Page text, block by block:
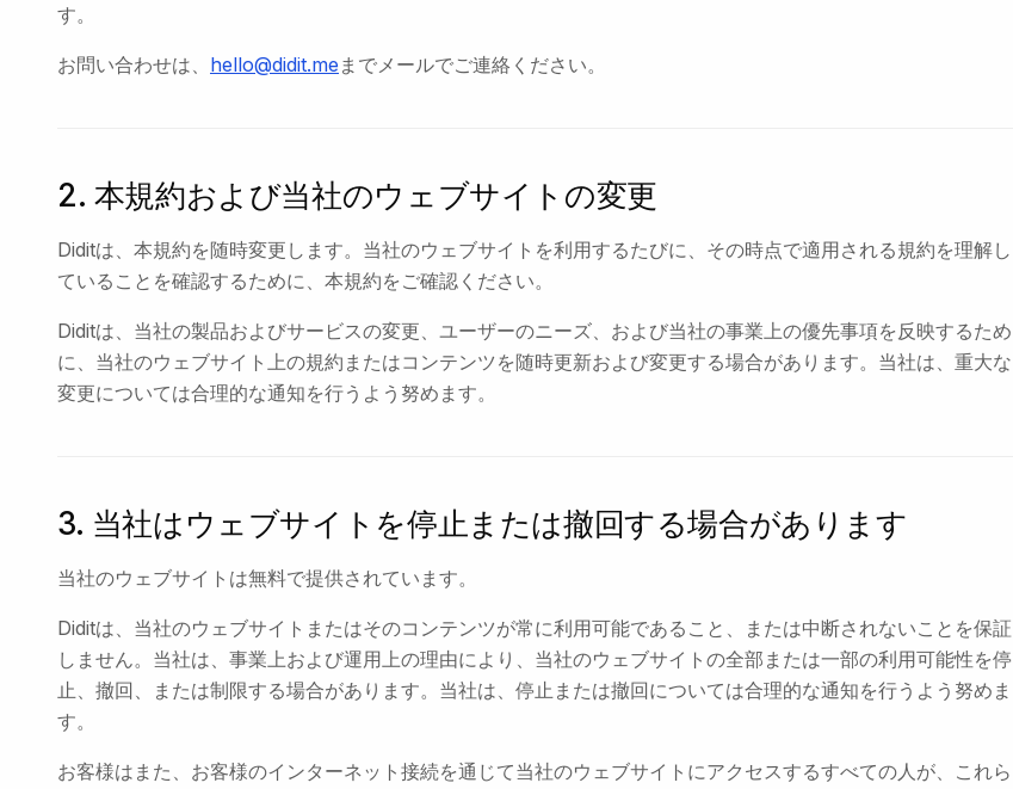
す。
お問い合わせは、 hello@didit.me までメールでご連絡ください。
2. 本規約および当社のウェブサイトの変更
Diditは、本規約を随時変更します。当社のウェブサイトを利用するたびに、その時点で適用される規約を理解し
ていることを確認するために、本規約をご確認ください。
Diditは、当社の製品およびサービスの変更、ユーザーのニーズ、および当社の事業上の優先事項を反映するため
に、当社のウェブサイト上の規約またはコンテンツを随時更新および変更する場合があります。当社は、重大な
変更については合理的な通知を行うよう努めます。
3. 当社はウェブサイトを停止または撤回する場合があります
当社のウェブサイトは無料で提供されています。
Diditは、当社のウェブサイトまたはそのコンテンツが常に利用可能であること、または中断されないことを保証
しません。当社は、事業上および運用上の理由により、当社のウェブサイトの全部または一部の利用可能性を停
止、撤回、または制限する場合があります。当社は、停止または撤回については合理的な通知を行うよう努めま
す。
お客様はまた、お客様のインターネット接続を通じて当社のウェブサイトにアクセスするすべての人が、これら